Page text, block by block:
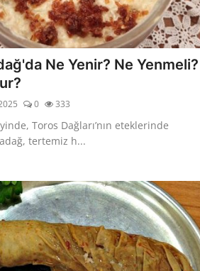
Ne Yenir? Ne Yenmeli?
0 333
Toros Dağları’nın eteklerinde
tertemiz h...